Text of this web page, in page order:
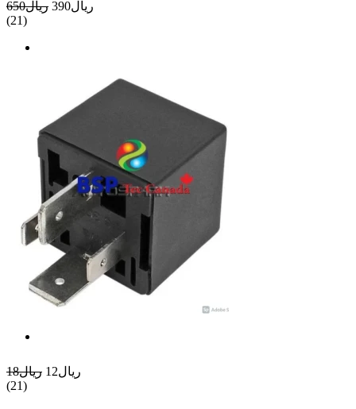
ريال390
ريال650
(21)
ريال12
ريال18
(21)